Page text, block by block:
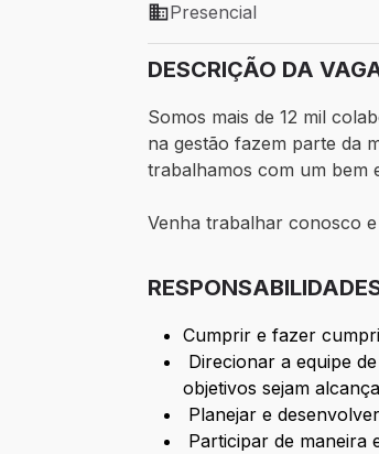
Modelo de trabalho:
Presencial
DESCRIÇÃO DA
Somos mais de 12 mil
na gestão fazem parte da
trabalhamos com um bem
Venha trabalhar conosco
Cumprir e fazer
Direcionar a equipe
objetivos sejam
Planejar e
Participar de maneira